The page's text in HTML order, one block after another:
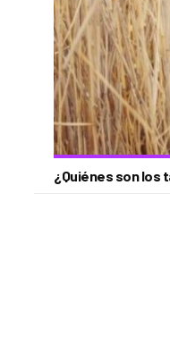
¿Quiénes son los